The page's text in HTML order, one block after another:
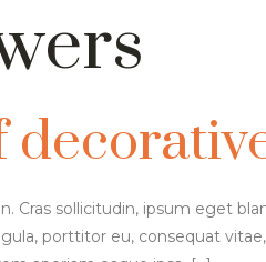
Cras sollicitudin, ipsum eget
porttitor eu, consequat